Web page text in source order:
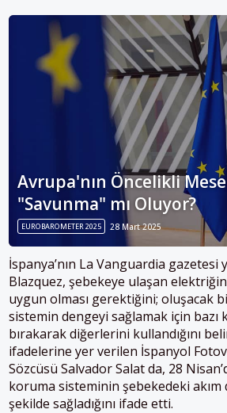
Avrupa'nın Öncelikli
"Savunma" mı Oluyor?
EUROBAROMETER 2025 28 Mart 2025
İspanya’nın La Vanguardia gazetesi
Blazquez, şebekeye ulaşan
uygun olması gerektiğini; oluşacak
sistemin dengeyi sağlamak için bazı
bırakarak diğerlerini kullandığını
ifadelerine yer verilen İspanyol
Sözcüsü Salvador Salat da, 28
koruma sisteminin şebekedeki
şekilde sağladığını ifade etti.